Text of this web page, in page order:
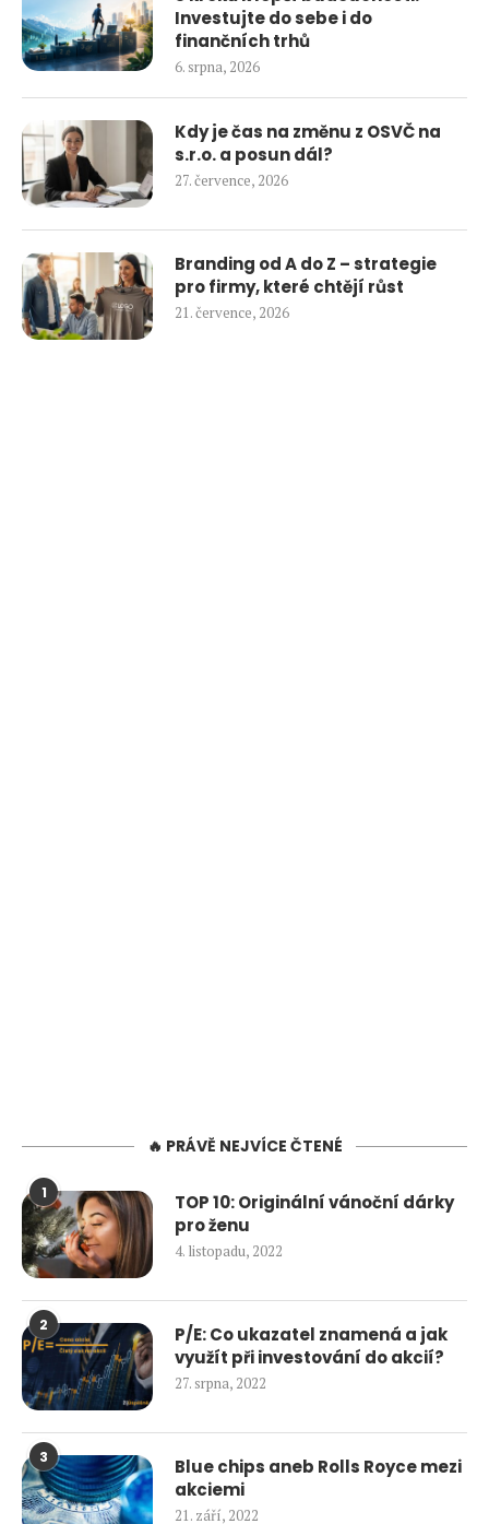
Investujte do sebe i do
finančních trhů
6. srpna, 2026
Kdy je čas na změnu z OSVČ na
s.r.o. a posun dál?
27. července, 2026
Branding od A do Z – strategie
pro firmy, které chtějí růst
21. července, 2026
🔥 PRÁVĚ NEJVÍCE ČTENÉ
1
TOP 10: Originální vánoční dárky
pro ženu
4. listopadu, 2022
2
P/E: Co ukazatel znamená a jak
využít při investování do akcií?
27. srpna, 2022
3
Blue chips aneb Rolls Royce mezi
akciemi
21. září, 2022